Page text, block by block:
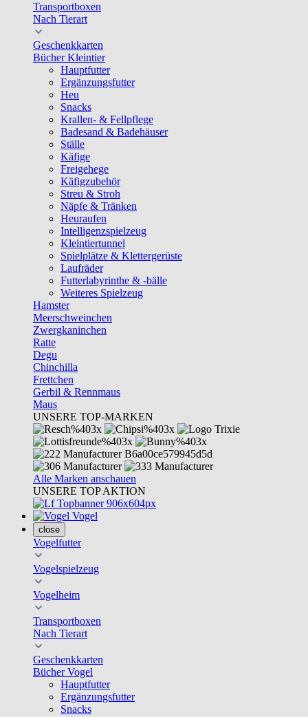
Transportboxen
Nach Tierart
Geschenkkarten
Bücher Kleintier
Hauptfutter
Ergänzungsfutter
Heu
Snacks
Krallen- & Fellpflege
Badesand & Badehäuser
Ställe
Käfige
Freigehege
Käfigzubehör
Streu & Stroh
Näpfe & Tränken
Heuraufen
Intelligenzspielzeug
Kleintiertunnel
Spielplätze & Klettergerüste
Laufräder
Futterlabyrinthe & -bälle
Weiteres Spielzeug
Hamster
Meerschweinchen
Zwergkaninchen
Ratte
Degu
Chinchilla
Frettchen
Gerbil & Rennmaus
Maus
UNSERE TOP-MARKEN
Alle Marken anschauen
UNSERE TOP AKTION
Vogel
close
Vogelfutter
Vogelspielzeug
Vogelheim
Transportboxen
Nach Tierart
Geschenkkarten
Bücher Vogel
Hauptfutter
Ergänzungsfutter
Snacks